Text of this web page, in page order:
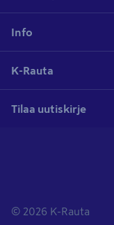
Info
K-Rauta
Tilaa uutiskirje
© 2026 K-Rauta